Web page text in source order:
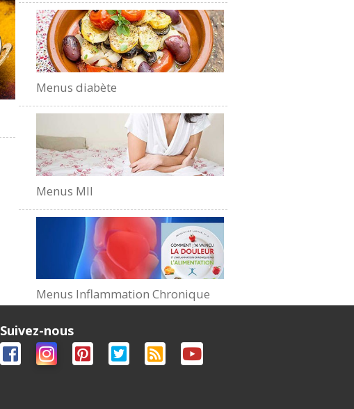
Menus diabète
Menus MII
Menus Inflammation Chronique
Suivez-nous